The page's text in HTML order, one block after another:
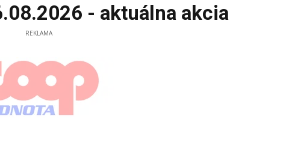
- aktuálna akcia
REKLAMA